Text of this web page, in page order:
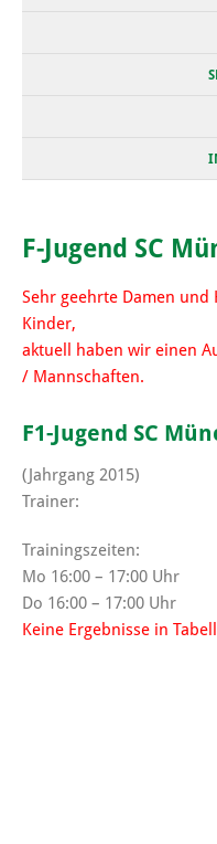
F-Jugend SC
Sehr geehrte Damen
Kinder,
aktuell haben wir einen
/ Mannschaften.
F1-Jugend SC
(Jahrgang 2015)
Trainer:
Trainingszeiten:
Mo 16:00 – 17:00 Uhr
Do 16:00 – 17:00 Uhr
Keine Ergebnisse in